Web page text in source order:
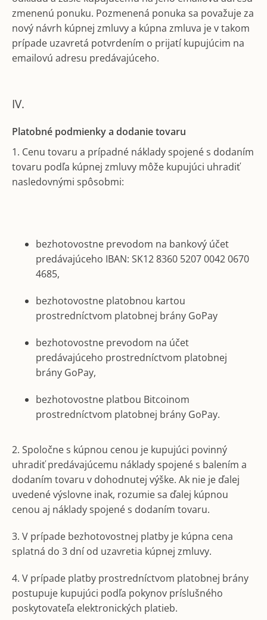
zmenenú ponuku. Pozmenená ponuka sa považuje za
nový návrh kúpnej zmluvy a kúpna zmluva je v takom
prípade uzavretá potvrdením o prijatí kupujúcim na
emailovú adresu predávajúceho.
IV.
Platobné podmienky a dodanie tovaru
1. Cenu tovaru a prípadné náklady spojené s dodaním
tovaru podľa kúpnej zmluvy môže kupujúci uhradiť
nasledovnými spôsobmi:
bezhotovostne prevodom na bankový účet
predávajúceho IBAN: SK12 8360 5207 0042 0670
4685,
bezhotovostne platobnou kartou
prostredníctvom platobnej brány GoPay
bezhotovostne prevodom na účet
predávajúceho prostredníctvom platobnej
brány GoPay,
bezhotovostne platbou Bitcoinom
prostredníctvom platobnej brány GoPay.
2. Spoločne s kúpnou cenou je kupujúci povinný
uhradiť predávajúcemu náklady spojené s balením a
dodaním tovaru v dohodnutej výške. Ak nie je ďalej
uvedené výslovne inak, rozumie sa ďalej kúpnou
cenou aj náklady spojené s dodaním tovaru.
3. V prípade bezhotovostnej platby je kúpna cena
splatná do 3 dní od uzavretia kúpnej zmluvy.
4. V prípade platby prostredníctvom platobnej brány
postupuje kupujúci podľa pokynov príslušného
poskytovateľa elektronických platieb.